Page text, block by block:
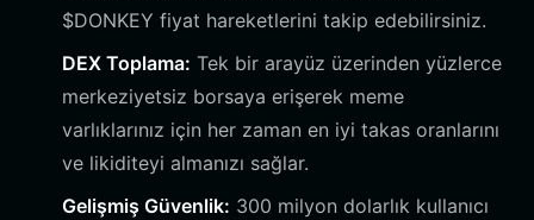
$DONKEY fiyat hareketlerini takip edebilirsiniz.
DEX Toplama: Tek bir arayüz üzerinden yüzlerce
merkeziyetsiz borsaya erişerek meme
varlıklarınız için her zaman en iyi takas oranlarını
ve likiditeyi almanızı sağlar.
Gelişmiş Güvenlik: 300 milyon dolarlık kullanıcı